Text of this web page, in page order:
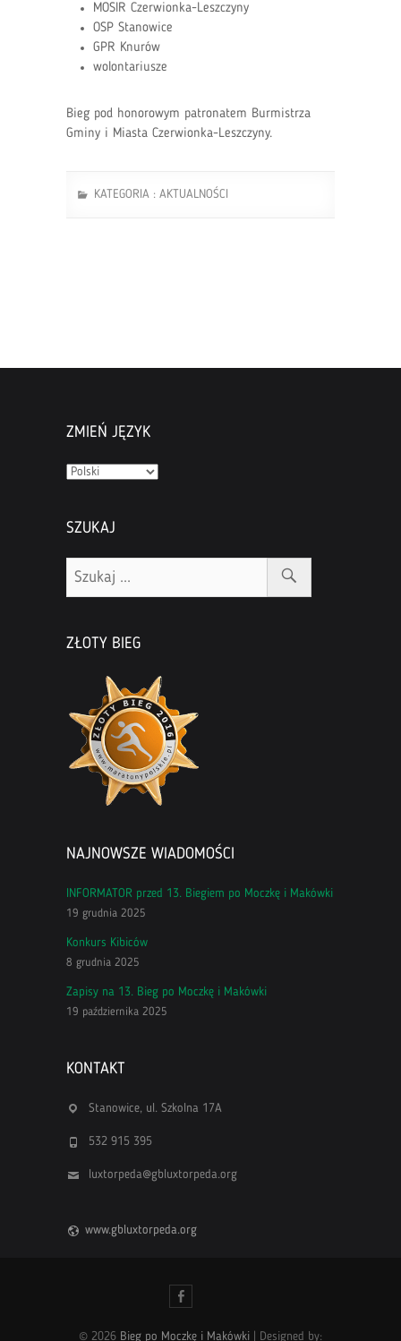
MOSIR Czerwionka-Leszczyny
OSP Stanowice
GPR Knurów
wolontariusze
Bieg pod honorowym patronatem Burmistrza
Gminy i Miasta Czerwionka-Leszczyny.
KATEGORIA : AKTUALNOŚCI
ZMIEŃ JĘZYK
Zmień
SZUKAJ
ZŁOTY BIEG
NAJNOWSZE WIADOMOŚCI
INFORMATOR przed 13. Biegiem po Moczkę i Makówki
19 grudnia 2025
Konkurs Kibiców
8 grudnia 2025
Zapisy na 13. Bieg po Moczkę i Makówki
19 października 2025
KONTAKT
Stanowice, ul. Szkolna 17A
532 915 395
luxtorpeda@gbluxtorpeda.org
www.gbluxtorpeda.org
© 2026 Bieg po Moczkę i Makówki | Designed by: